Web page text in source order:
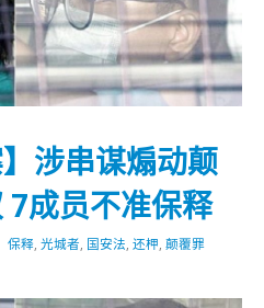
】涉串谋煽动颠
7成员不准保释
保释 ,光城者 国安法 ,还柙 ,颠覆罪